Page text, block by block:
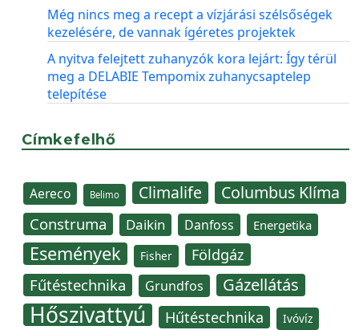
Még nincs meg a recept a vízjárási szélsőségek
kezelésére, de vannak ígéretes projektek
A nyitva felejtett zuhanyzók kora lejárt: Így térül
meg a DELABIE Tempomix zuhanycsaptelep
telepítése
Címkefelhő
Aereco Belimo Climalife Columbus Klíma
Construma Daikin Danfoss Energetika
Események Fisher Földgáz
Fűtéstechnika Grundfos Gázellátás
Hőszivattyú Hűtéstechnika Ivóvíz